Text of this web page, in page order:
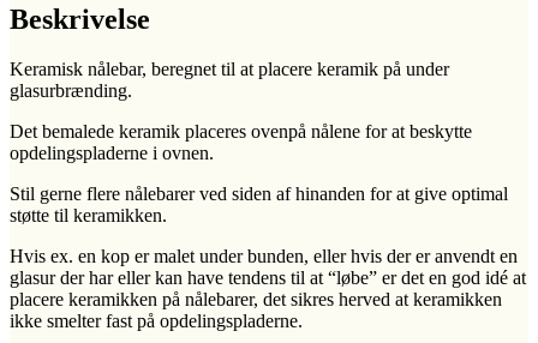
Beskrivelse
Keramisk nålebar, beregnet til at placere keramik på under
glasurbrænding.
Det bemalede keramik placeres ovenpå nålene for at beskytte
opdelingspladerne i ovnen.
Stil gerne flere nålebarer ved siden af hinanden for at give optimal
støtte til keramikken.
Hvis ex. en kop er malet under bunden, eller hvis der er anvendt en
glasur der har eller kan have tendens til at “løbe” er det en god idé at
placere keramikken på nålebarer, det sikres herved at keramikken
ikke smelter fast på opdelingspladerne.